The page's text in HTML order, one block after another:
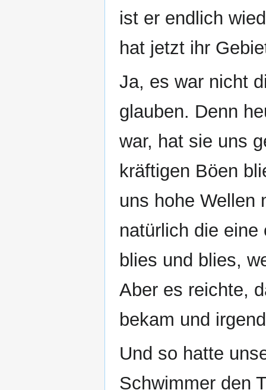
ist er endlich
hat jetzt ihr
Ja, es war nicht
glauben. Denn
war, hat sie uns
kräftigen Böen
uns hohe Wellen
natürlich die eine
blies und blies,
Aber es reichte,
bekam und
Und so hatte
Schwimmer den